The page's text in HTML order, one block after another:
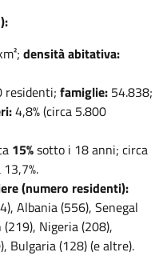
densità abitativa:
residenti;famiglie: 54.838;
4,8% (circa 5.800
15%sotto i 18 anni; circa
(numero residenti):
Albania (556), Senegal
Nigeria (208),
Bulgaria (128) (e altre).